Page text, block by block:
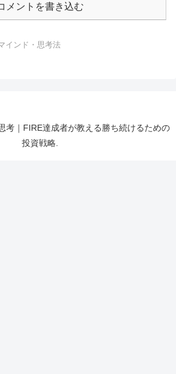
メントを書き込む
インド・思考法
考｜FIRE達成者が教える勝ち続けるための
投資戦略.